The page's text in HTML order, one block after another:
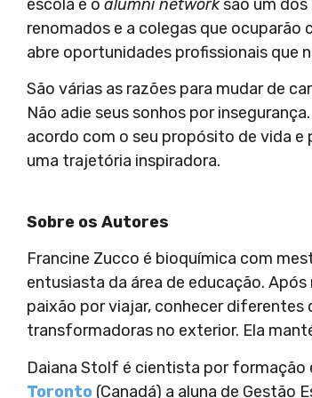
escola e o alumni networksão um dos
renomados e a colegas que
abre oportunidades profissionais que
São várias as razões para mudar de
Não adie seus sonhos por
acordo com o seu propósito de vida e
uma trajetória inspiradora.
Sobre os Autores
Francine Zucco é bioquímica com
entusiasta da área de educação.
paixão por viajar, conhecer
transformadoras no exterior. Ela
Daiana Stolf é cientista por formação
Toronto (Canadá) a aluna de Gestão